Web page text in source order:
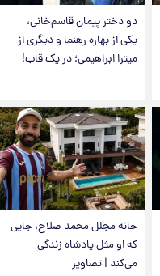
دو دختر پیمان قاسم‌خانی،
یکی از بهاره رهنما و دیگری از
میترا ابراهیمی؛ در یک قاب!
خانه مجلل محمد صلاح، جایی
که او مثل پادشاه زندگی
می‌کند | تصاویر